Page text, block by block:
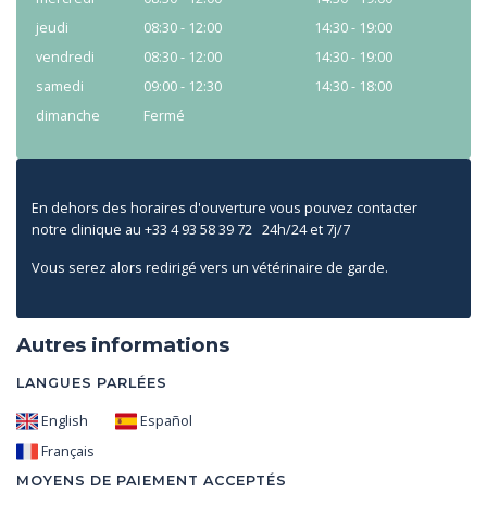
jeudi
08:30 - 12:00
14:30 - 19:00
vendredi
08:30 - 12:00
14:30 - 19:00
samedi
09:00 - 12:30
14:30 - 18:00
dimanche
Fermé
En dehors des horaires d'ouverture vous pouvez contacter
notre clinique au +33 4 93 58 39 72 24h/24 et 7j/7
Vous serez alors redirigé vers un vétérinaire de garde.
Autres informations
LANGUES PARLÉES
English
Español
Français
MOYENS DE PAIEMENT ACCEPTÉS